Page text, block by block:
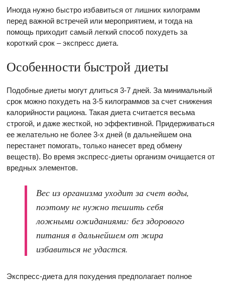
Иногда нужно быстро избавиться от лишних килограмм
перед важной встречей или мероприятием, и тогда на
помощь приходит самый легкий способ похудеть за
короткий срок – экспресс диета.
Особенности быстрой диеты
Подобные диеты могут длиться 3-7 дней. За минимальный
срок можно похудеть на 3-5 килограммов за счет снижения
калорийности рациона. Такая диета считается весьма
строгой, и даже жесткой, но эффективной. Придерживаться
ее желательно не более 3-х дней (в дальнейшем она
перестанет помогать, только нанесет вред обмену
веществ). Во время экспресс-диеты организм очищается от
вредных элементов.
Вес из организма уходит за счет воды,
поэтому не нужно тешить себя
ложными ожиданиями: без здорового
питания в дальнейшем от жира
избавиться не удастся.
Экспресс-диета для похудения предполагает полное